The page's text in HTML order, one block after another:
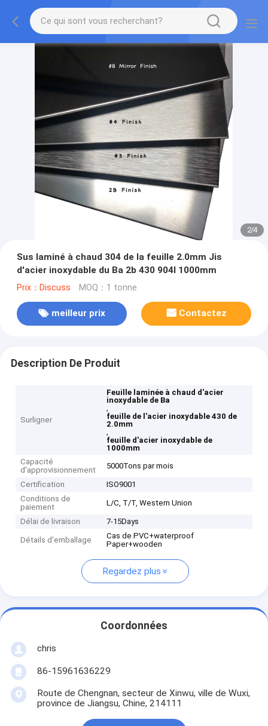
2/4
Sus laminé à chaud 304 de la feuille 2.0mm Jis
d'acier inoxydable du Ba 2b 430 904l 1000mm
Prix：Discuss MOQ：1 tonne
meilleur prix Contactez
Description De Produit
Surligner
Feuille laminée à chaud d'acier
inoxydable de Ba
,
feuille de l'acier inoxydable 430 de
2.0mm
,
feuille d'acier inoxydable de
1000mm
Capacité
d'approvisionnement
5000Tons par mois
Certification
ISO9001
Conditions de
paiement
L/C, T/T, Western Union
Délai de livraison 7-15Days
Détails d'emballage
Cas de PVC+waterproof
Paper+wooden
Regardez plus
Coordonnées
chris
86-15961636229
Route de Chengnan, secteur de Xinwu, ville de Wuxi,
province de Jiangsu, Chine, 214111